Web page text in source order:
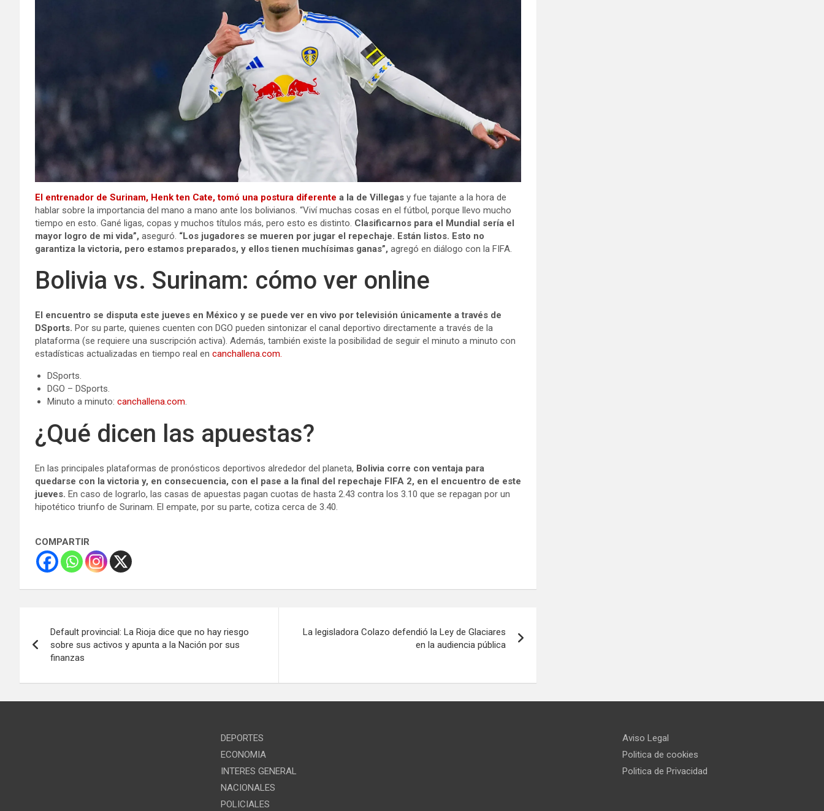
El entrenador de Surinam, Henk ten Cate, tomó una postura diferente a la de Villegas y fue tajante a la hora de
hablar sobre la importancia del mano a mano ante los bolivianos. “Viví muchas cosas en el fútbol, porque llevo mucho
tiempo en esto. Gané ligas, copas y muchos títulos más, pero esto es distinto. Clasificarnos para el Mundial sería el
mayor logro de mi vida”, aseguró. “Los jugadores se mueren por jugar el repechaje. Están listos. Esto no
garantiza la victoria, pero estamos preparados, y ellos tienen muchísimas ganas”, agregó en diálogo con la FIFA.
Bolivia vs. Surinam: cómo ver online
El encuentro se disputa este jueves en México y se puede ver en vivo por televisión únicamente a través de
DSports. Por su parte, quienes cuenten con DGO pueden sintonizar el canal deportivo directamente a través de la
plataforma (se requiere una suscripción activa). Además, también existe la posibilidad de seguir el minuto a minuto con
estadísticas actualizadas en tiempo real en canchallena.com.
DSports.
DGO – DSports.
Minuto a minuto: canchallena.com.
¿Qué dicen las apuestas?
En las principales plataformas de pronósticos deportivos alrededor del planeta, Bolivia corre con ventaja para
quedarse con la victoria y, en consecuencia, con el pase a la final del repechaje FIFA 2, en el encuentro de este
jueves. En caso de lograrlo, las casas de apuestas pagan cuotas de hasta 2.43 contra los 3.10 que se repagan por un
hipotético triunfo de Surinam. El empate, por su parte, cotiza cerca de 3.40.
COMPARTIR
de
Default provincial: La Rioja dice que no hay riesgo
sobre sus activos y apunta a la Nación por sus
finanzas
La legisladora Colazo defendió la Ley de Glaciares
en la audiencia pública
DEPORTES
ECONOMIA
INTERES GENERAL
NACIONALES
POLICIALES
Aviso Legal
Politica de cookies
Politica de Privacidad